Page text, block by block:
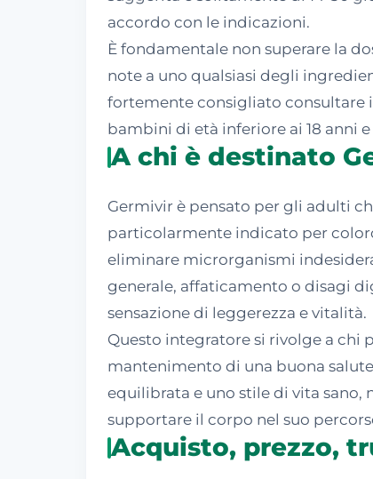
accordo con le indicazioni.
È fondamentale non superare la
note a uno qualsiasi degli
fortemente consigliato consultare
bambini di età inferiore ai 18 anni
A chi è destinato
Germivir è pensato per gli adulti
particolarmente indicato per
eliminare microrganismi
generale, affaticamento o disagi
sensazione di leggerezza e vitalità.
Questo integratore si rivolge a chi
mantenimento di una buona
equilibrata e uno stile di vita
supportare il corpo nel suo
Acquisto, prezzo,